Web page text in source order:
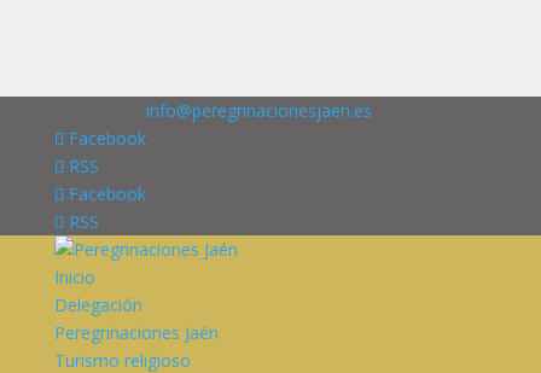
info@peregrinacionesjaen.es
Facebook
RSS
Facebook
RSS
Inicio
Delegación
Peregrinaciones Jaén
Turismo religioso